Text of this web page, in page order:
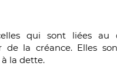
qui sont liées au
de la créance. Elles
la dette.